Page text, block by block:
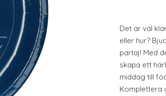
Det är väl
eller hur?
partaj! Med
skapa ett
middag till
Komplettera